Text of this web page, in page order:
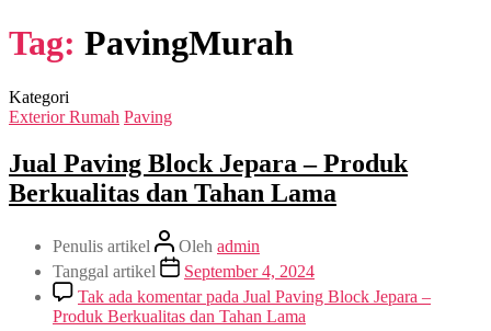
Tag: PavingMurah
Kategori
Exterior Rumah Paving
Jual Paving Block Jepara – Produk
Berkualitas dan Tahan Lama
Penulis artikel Oleh admin
Tanggal artikel
September 4, 2024
Tak ada komentarpada Jual Paving Block Jepara –
Produk Berkualitas dan Tahan Lama